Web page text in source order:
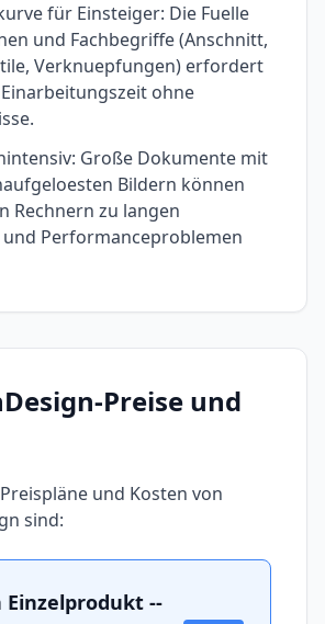
für Einsteiger: Die Fuelle
und Fachbegriffe (Anschnitt,
Verknuepfungen) erfordert
ohne
Große Dokumente mit
Bildern können
Rechnern zu langen
und Performanceproblemen
-Preise und
und Kosten von
sind:
Einzelprodukt --